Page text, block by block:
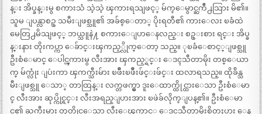
န္း အိပ္ခန္းမွ စကားသံ သဲ့သဲ့ ၾကားရသျဖင့္ မ်က္ေမွာင္ႀကဳံ႕သြား မိ၏။
သူမ ျပန္လာစဥ္ သမီးျဖစ္သူ၏ အခ်စ္ေတာ္ ပိုးရတီ၏ ကားေလး ၿခံထဲ
မေတြ႕မိသျဖင့္ ဘယ္သူနဲ႔ စကားေျပာေနလည္း စဥ္းစား ရင္း အိပ္ခ
န္းနား တိုးကပ္ကာ ေခ်ာင္းၾကည့္လိုက္ေတာ့ သည္။ ုၿခံေစာင့္ျဖစ္သူ
ဦးစံေမာင္ ေပါင္ၾကားမွ လီးအား ၾကည့္ရင္း ေဒၚသီတာမိုး တစ္ေယာ
က္ မ်က္လုံး ျပဴးကာ ၾကက္သီးမ်ား ၿဖိဳးၿဖိဳးဖ်င္းဖ်င္း ထလာရသည္။ ထိုခ်ိန္သ
မီးျဖစ္သူ ေသာ္ တာထြန္း လက္တဖက္မွာ ဒူးေထာက္ထိုင္ထားေသာ ဦးစံေမာ
င္ လီးအား ဆုပ္ကိုင္ရင္း လီးအရည္ျပားအား ၿဖဲခ်လိုက္ျပန္၏။ ဦးစံေမာ
င္၏ ႀကီးမား တုတ္ခိုင္ေသာ လီးေၾကာင့္ ေဒၚသီတာမိုးစိတ္လႈပ္ရွား ေန